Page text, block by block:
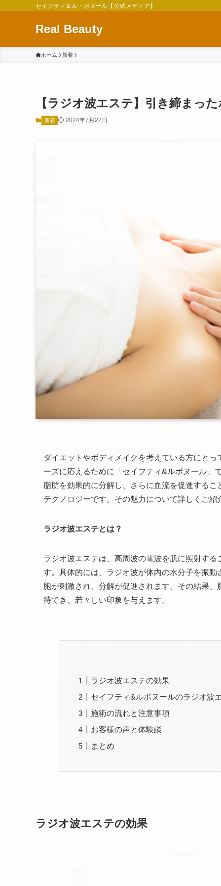
セイフティ＆ル・ボヌール【公式メディア】
Real Beauty
ホーム 新着
【ラジオ波エステ】引き締まっ
新着 2024年7月22日
ダイエットやボディメイクを考えている方にと
ーズに応えるために「セイフティ&ルボヌール」
脂肪を効果的に分解し、さらに血流を促進する
テクノロジーです。その魅力について詳しくご紹
ラジオ波エステとは？
ラジオ波エステは、高周波の電波を肌に照射す
す。具体的には、ラジオ波が体内の水分子を振
胞が刺激され、分解が促進されます。その結果
待でき、若々しい印象を与えます。
ラジオ波エステの効果
セイフティ&ルボヌールのラジオ波
施術の流れと注意事項
お客様の声と体験談
まとめ
ラジオ波エステの効果